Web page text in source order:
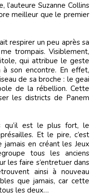
l’auteure Suzanne Collins
meilleur que le premier
respirer un peu après sa
trompais. Visiblement,
qui attribue le geste
son encontre. En effet,
de sa broche : le geai
de la rébellion. Cette
les districts de Panem
qu’il est le plus fort, le
Et le pire, c’est
jamais en créant les Jeux
tous les anciens
les faire s’entretuer dans
ainsi à nouveau
que jamais, car cette
les deux…